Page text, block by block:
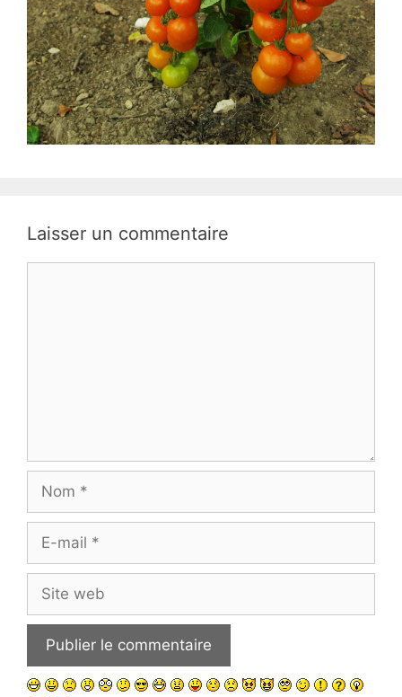
Laisser un commentaire
mail
web